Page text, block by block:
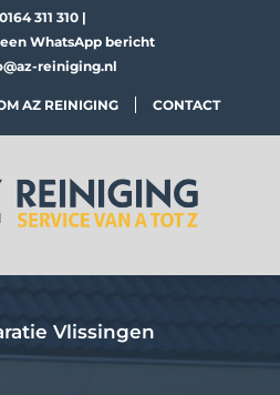
0164 311 310 |
WhatsApp bericht
reiniging.nl
AZ REINIGING CONTACT
Vlissingen